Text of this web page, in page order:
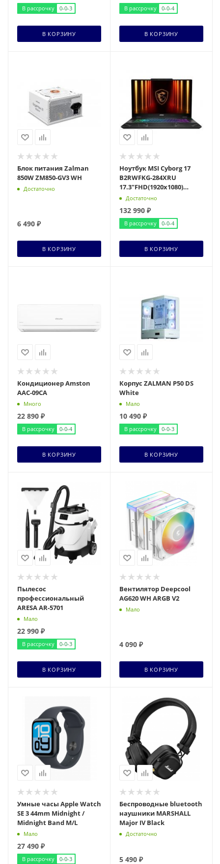
В рассрочку 0-0-3
В КОРЗИНУ
В рассрочку 0-0-4
В КОРЗИНУ
Блок питания Zalman
850W ZM850-GV3 WH
Достаточно
6 490 ₽
В КОРЗИНУ
Ноутбук MSI Cyborg 17
B2RWFKG-284XRU
17.3"FHD(1920x1080)
IPS/Core 5 210H
8с/16Gb/1Tb SSD/RTX 5060
8G
Достаточно
132 990 ₽
В рассрочку 0-0-4
В КОРЗИНУ
Кондиционер Amston
AAC-09CA
Много
22 890 ₽
В рассрочку 0-0-4
В КОРЗИНУ
Корпус ZALMAN P50 DS
White
Мало
10 490 ₽
В рассрочку 0-0-3
В КОРЗИНУ
Пылесос
профессиональный
ARESA AR-5701
Мало
22 990 ₽
В рассрочку 0-0-3
В КОРЗИНУ
Вентилятор Deepcool
AG620 WH ARGB V2
Мало
4 090 ₽
В КОРЗИНУ
Умные часы Apple Watch
SE 3 44mm Midnight /
Midnight Band M/L
Мало
27 490 ₽
В рассрочку 0-0-3
Беспроводные bluetooth
наушники MARSHALL
Major IV Black
Достаточно
5 490 ₽